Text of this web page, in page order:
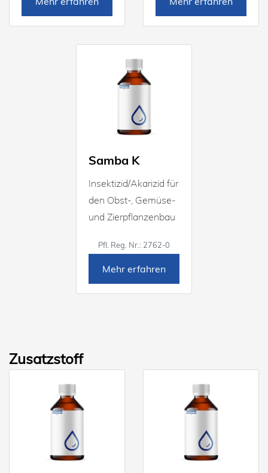
Samba K
Insektizid/Akarizid für
den Obst-, Gemüse-
und Zierpflanzenbau
Pfl. Reg. Nr.: 2762-0
Mehr erfahren
Zusatzstoff